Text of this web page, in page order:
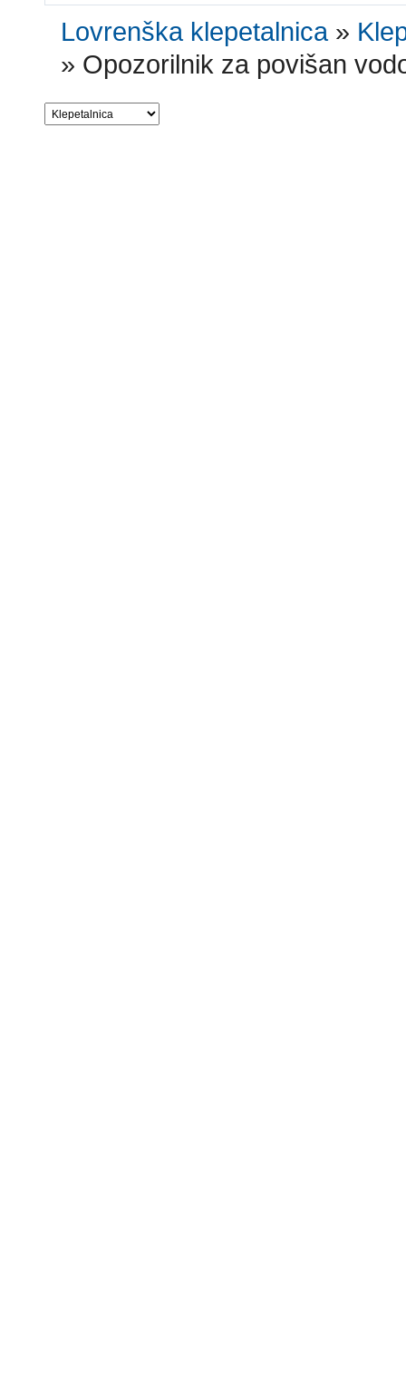
Lovrenška klepetalnica »
» Opozorilnik za povišan